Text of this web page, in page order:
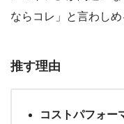
ならコレ」と言わし
推す理由
コストパフォー